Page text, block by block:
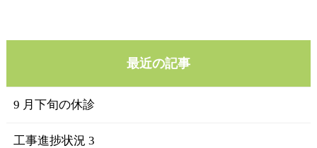
最近の記事
9 月下旬の休診
工事進捗状況 3